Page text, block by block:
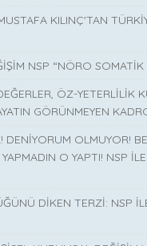
KILINÇ'TAN
NSP “NÖRO SOMATİK
ÖZ-YETERLİLİK
GÖRÜNMEYEN
DENİYORUM OLMUYOR!
O YAPTI! NSP
DİKEN TERZİ: NSP